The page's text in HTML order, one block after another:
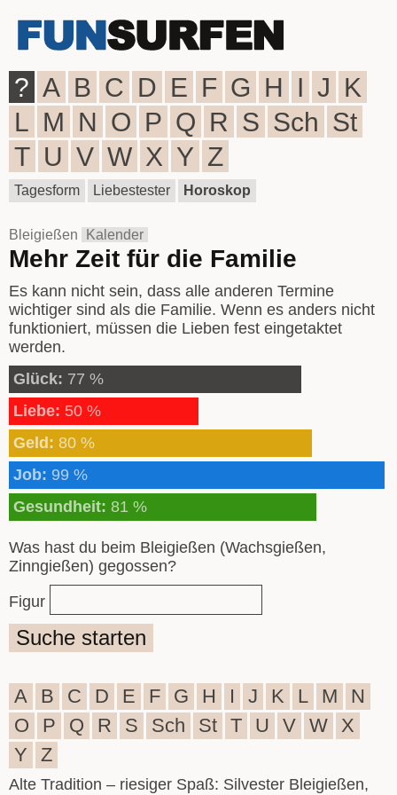
? A B C D E F G H I J K
L M N O P Q R S Sch St
T U V W X Y Z
Tagesform Liebestester Horoskop
Bleigießen Kalender
Mehr Zeit für die Familie
Es kann nicht sein, dass alle anderen Termine
wichtiger sind als die Familie. Wenn es anders nicht
funktioniert, müssen die Lieben fest eingetaktet
werden.
Glück: 77 %
Liebe: 50 %
Geld: 80 %
Job: 99 %
Gesundheit: 81 %
Was hast du beim Bleigießen (Wachsgießen,
Zinngießen) gegossen?
Figur
Suche starten
A B C D E F G H I J K L M
N
O
P Q R S Sch St T U V W X
Y
Z
Alte Tradition – riesiger Spaß: Silvester Bleigießen,